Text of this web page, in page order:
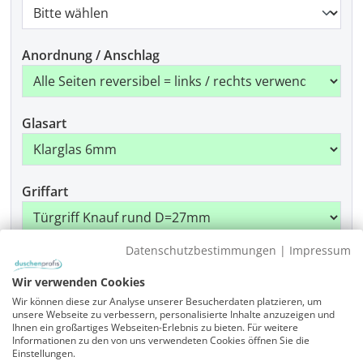
Anordnung / Anschlag
Glasart
Griffart
Beschlagfarbe
Montage
Datenschutzbestimmungen | Impressum
Wir verwenden Cookies
Wir können diese zur Analyse unserer Besucherdaten platzieren, um
unsere Webseite zu verbessern, personalisierte Inhalte anzuzeigen und
Ihnen ein großartiges Webseiten-Erlebnis zu bieten. Für weitere
Informationen zu den von uns verwendeten Cookies öffnen Sie die
Einstellungen.